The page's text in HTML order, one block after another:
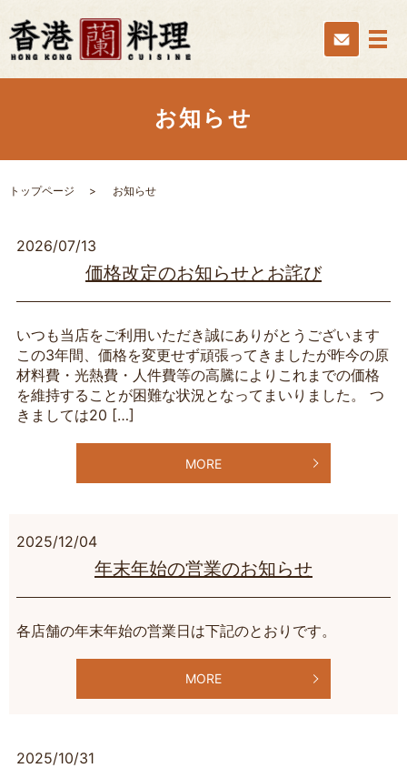
お知らせ
トップページ お知らせ
2026/07/13
価格改定のお知らせとお詫び
いつも当店をご利用いただき誠にありがとうございます
この3年間、価格を変更せず頑張ってきましたが昨今の原
材料費・光熱費・人件費等の高騰によりこれまでの価格
を維持することが困難な状況となってまいりました。 つ
きましては20 […]
MORE
2025/12/04
年末年始の営業のお知らせ
各店舗の年末年始の営業日は下記のとおりです。
MORE
2025/10/31